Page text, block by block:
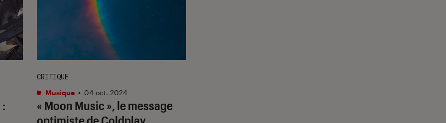
« Moon Music », le message
CRITIQUE
Musique • 04 oct. 2024